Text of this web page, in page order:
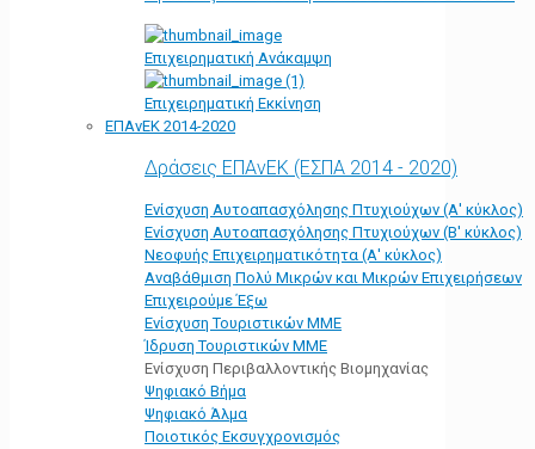
Επιχειρηματική Ανάκαμψη
Επιχειρηματική Εκκίνηση
ΕΠΑνΕΚ 2014-2020
Δράσεις ΕΠΑνΕΚ (ΕΣΠΑ 2014 - 2020)
Ενίσχυση Αυτοαπασχόλησης Πτυχιούχων (Α' κύκλος)
Ενίσχυση Αυτοαπασχόλησης Πτυχιούχων (Β' κύκλος)
Νεοφυής Επιχειρηματικότητα (Α' κύκλος)
Αναβάθμιση Πολύ Μικρών και Μικρών Επιχειρήσεων
Επιχειρούμε Έξω
Ενίσχυση Τουριστικών ΜΜΕ
Ίδρυση Τουριστικών ΜΜΕ
Ενίσχυση Περιβαλλοντικής Βιομηχανίας
Ψηφιακό Βήμα
Ψηφιακό Άλμα
Ποιοτικός Εκσυγχρονισμός